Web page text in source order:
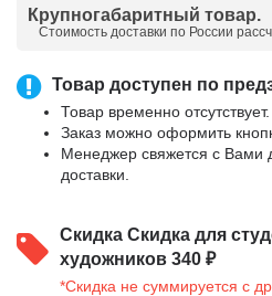
Крупногабаритный товар.
Стоимость доставки по России
Товар доступен по
Товар временно отсутствует.
Заказ можно оформить
Менеджер свяжется с Вами
доставки.
Скидка Скидка для
художников 340 ₽
*Скидка не суммируется с